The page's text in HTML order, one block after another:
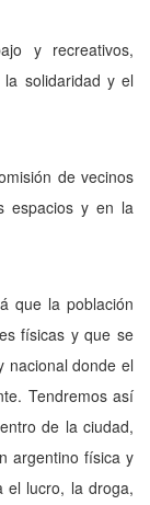
y recreativos,
solidaridad y el
de vecinos
espacios y en la
que la población
físicas y que se
nacional donde el
Tendremos así
de la ciudad,
argentino física y
el lucro, la droga,